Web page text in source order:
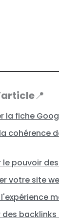
📍
la fiche
cohérence
le pouvoir
votre site
des